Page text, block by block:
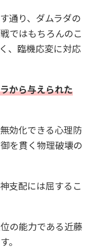
通り、ダムラダの
ではもちろんのこ
、臨機応変に対応
から与えられた
効化できる心理防
を貫く物理破壊の
支配には屈するこ
の能力である近藤
。